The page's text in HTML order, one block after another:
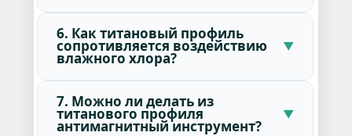
6. Как титановый профиль
сопротивляется воздействию
влажного хлора?
7. Можно ли делать из
титанового профиля
антимагнитный инструмент?